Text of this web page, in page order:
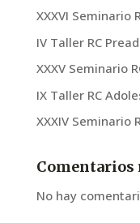
XXXVI Seminario
IV Taller RC
XXXV Seminario
IX Taller RC
XXXIV Seminario
Comentarios
No hay